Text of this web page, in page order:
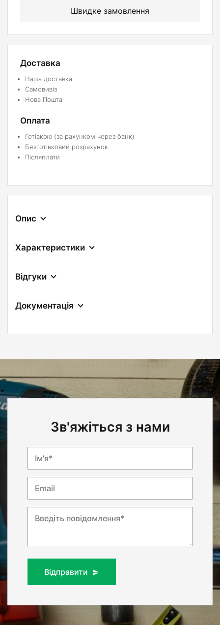
Швидке замовлення
Доставка
Наша доставка
Самовивіз
Нова Пошта
Оплата
Готівкою (за рахунком через банк)
Безготівковий розрахунок
Післяплати
Опис
Характеристики
Відгуки
Документація
Зв'яжіться з нами
Ім'я*
Email
Введіть повідомлення*
Відправити